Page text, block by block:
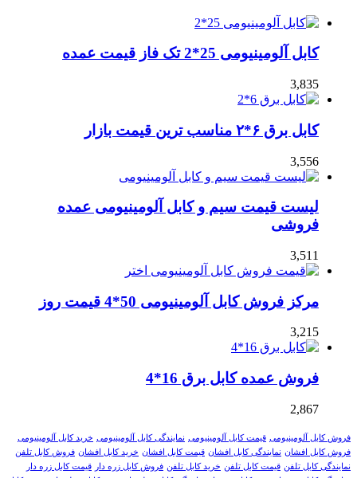
کابل آلومینیومی 25*2 تک فاز قیمت عمده
3,835
کابل برق ۶*۲ مناسب ترین قیمت بازار
3,556
لیست قیمت سیم و کابل آلومینیومی عمده
فروشی
3,511
مرکز فروش کابل آلومینیومی 50*4 قیمت روز
3,215
فروش عمده کابل برق 16*4
2,867
فروش کابل آلومینیومی قیمت کابل آلومینیومی نمایندگی کابل آلومینیومی خرید کابل آلومینیومی
فروش کابل افشان نمایندگی کابل افشان قیمت کابل افشان خرید کابل افشان فروش کابل تلفن
نمایندگی کابل تلفن قیمت کابل تلفن خرید کابل تلفن فروش کابل زره دار
قیمت کابل زره دار